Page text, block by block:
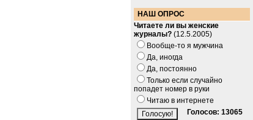
НАШ ОПРОС
Читаете ли вы женские
журналы? (12.5.2005)
Вообще-то я мужчина
Да, иногда
Да, постоянно
Только если случайно
попадет номер в руки
Читаю в интернете
Голосов: 13065